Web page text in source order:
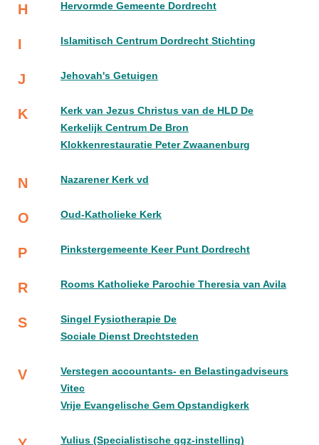
H Hervormde Gemeente Dordrecht
I Islamitisch Centrum Dordrecht Stichting
J Jehovah's Getuigen
K
Kerk van Jezus Christus van de HLD De
Kerkelijk Centrum De Bron
Klokkenrestauratie Peter Zwaanenburg
N Nazarener Kerk vd
O Oud-Katholieke Kerk
P Pinkstergemeente Keer Punt Dordrecht
R Rooms Katholieke Parochie Theresia van Avila
S
Singel Fysiotherapie De
Sociale Dienst Drechtsteden
V
Verstegen accountants- en Belastingadviseurs
Vitec
Vrije Evangelische Gem Opstandigkerk
Yulius (Specialistische ggz-instelling)